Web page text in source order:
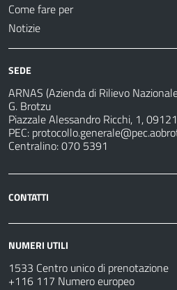
Come fare per
Notizie
SEDE
ARNAS (Azienda di Rilievo
G. Brotzu
Piazzale Alessandro Ricchi, 1,
PEC:
Centralino: 070 5391
CONTATTI
NUMERI UTILI
1533 Centro unico di prenotazione
+116 117 Numero europeo